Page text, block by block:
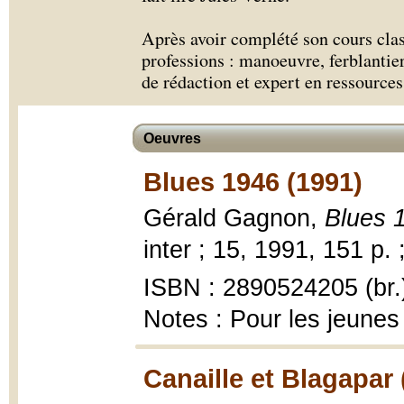
Après avoir complété son cours
professions : manoeuvre,
de rédaction et expert en
Oeuvres
Blues 1946 (1991)
Gérald Gagnon, Blues
inter ; 15, 1991, 151 p.
ISBN : 2890524205
Notes : Pour les jeunes
Canaille et Blagapar